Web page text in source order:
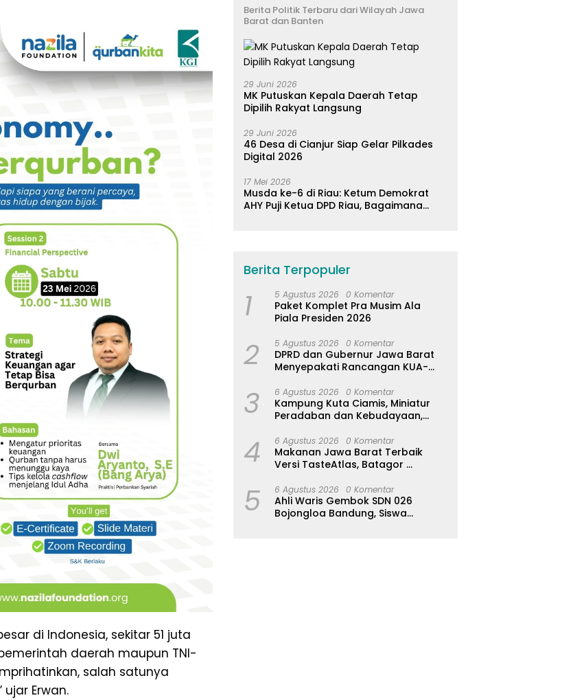
di Indonesia, sekitar 51 juta
daerah maupun TNI-
salah satunya
Erwan.
Berita Politik Terbaru dari Wilayah Jawa
Barat dan Banten
29 Juni 2026
MK Putuskan Kepala Daerah Tetap
Dipilih Rakyat Langsung
29 Juni 2026
46 Desa di Cianjur Siap Gelar Pilkades
Digital 2026
17 Mei 2026
Musda ke-6 di Riau: Ketum Demokrat
AHY Puji Ketua DPD Riau, Bagaimana
Berita Terpopuler
1 5 Agustus 2026 0 Komentar
Paket Komplet Pra Musim Ala
Piala Presiden 2026
2 5 Agustus 2026 0 Komentar
DPRD dan Gubernur Jawa Barat
Menyepakati Rancangan KUA-
3 6 Agustus 2026 0 Komentar
Kampung Kuta Ciamis, Miniatur
Peradaban dan Kebudayaan,
Dijaga
4 6 Agustus 2026 0 Komentar
Makanan Jawa Barat Terbaik
Versi TasteAtlas, Batagor
5 6 Agustus 2026 0 Komentar
Ahli Waris Gembok SDN 026
Bojongloa Bandung, Siswa